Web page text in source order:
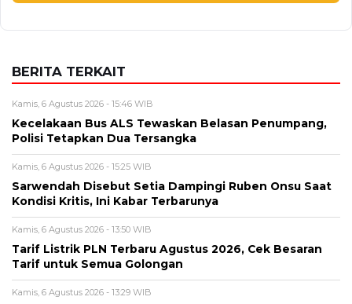
BERITA TERKAIT
Kamis, 6 Agustus 2026 - 15:46 WIB
Kecelakaan Bus ALS Tewaskan Belasan Penumpang,
Polisi Tetapkan Dua Tersangka
Kamis, 6 Agustus 2026 - 15:25 WIB
Sarwendah Disebut Setia Dampingi Ruben Onsu Saat
Kondisi Kritis, Ini Kabar Terbarunya
Kamis, 6 Agustus 2026 - 13:50 WIB
Tarif Listrik PLN Terbaru Agustus 2026, Cek Besaran
Tarif untuk Semua Golongan
Kamis, 6 Agustus 2026 - 13:29 WIB